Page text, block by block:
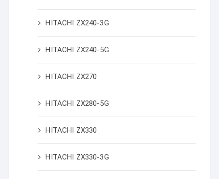
HITACHI ZX240-3G
HITACHI ZX240-5G
HITACHI ZX270
HITACHI ZX280-5G
HITACHI ZX330
HITACHI ZX330-3G